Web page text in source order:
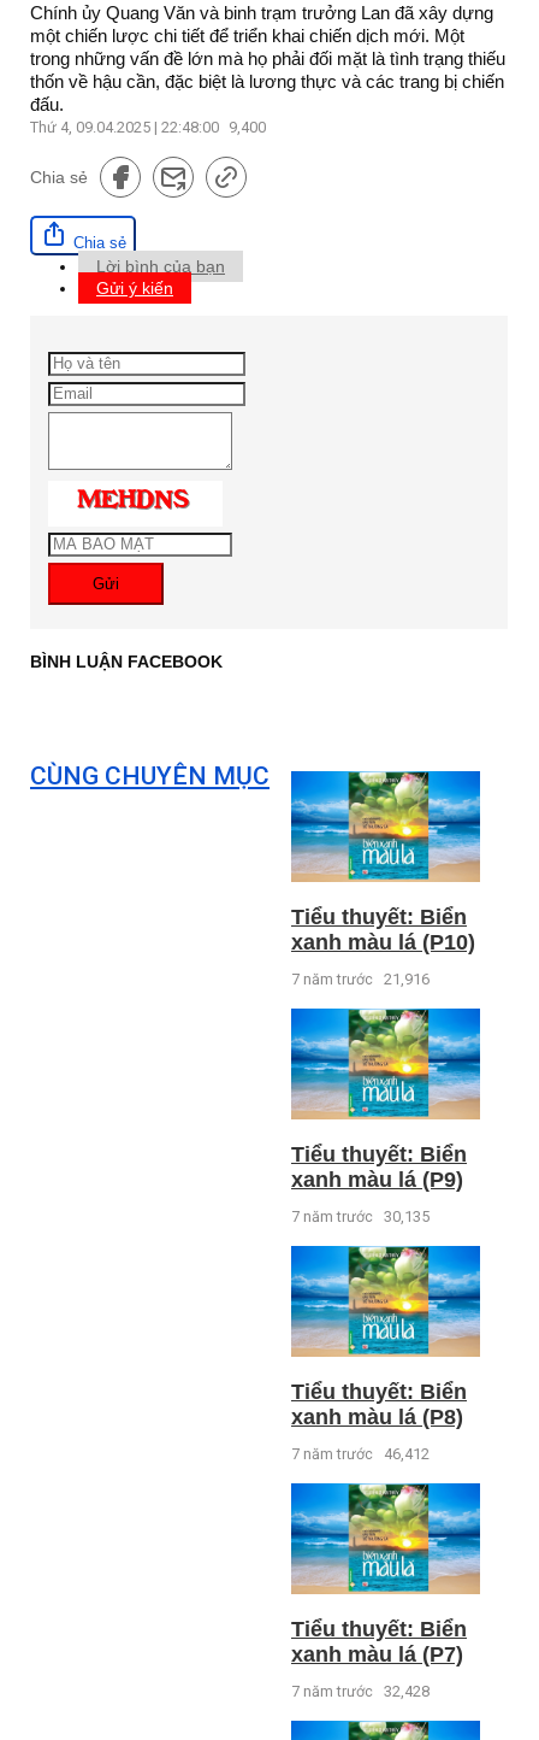
Chính ủy Quang Văn và binh trạm trưởng Lan đã xây dựng
một chiến lược chi tiết để triển khai chiến dịch mới. Một
trong những vấn đề lớn mà họ phải đối mặt là tình trạng thiếu
thốn về hậu cần, đặc biệt là lương thực và các trang bị chiến
đấu.
Thứ 4, 09.04.2025 | 22:48:00 9,400
Chia sẻ
Chia sẻ
Lời bình của bạn
Gửi ý kiến
Gửi
BÌNH LUẬN FACEBOOK
CÙNG CHUYÊN MỤC
Tiểu thuyết: Biển
xanh màu lá (P10)
7 năm trước 21,916
Tiểu thuyết: Biển
xanh màu lá (P9)
7 năm trước 30,135
Tiểu thuyết: Biển
xanh màu lá (P8)
7 năm trước 46,412
Tiểu thuyết: Biển
xanh màu lá (P7)
7 năm trước 32,428